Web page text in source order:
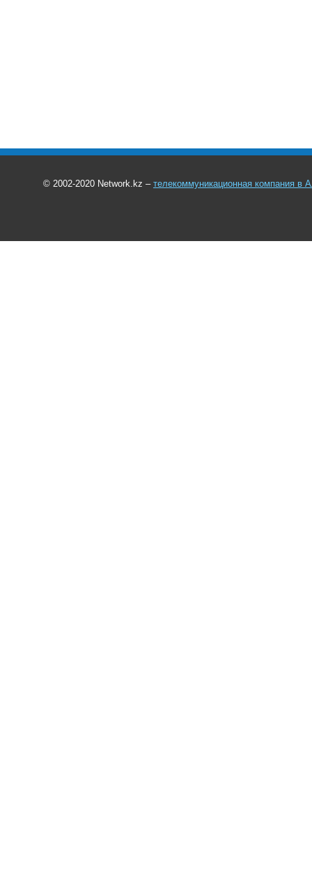
© 2002-2020 Network.kz – телекоммуникационная компания в